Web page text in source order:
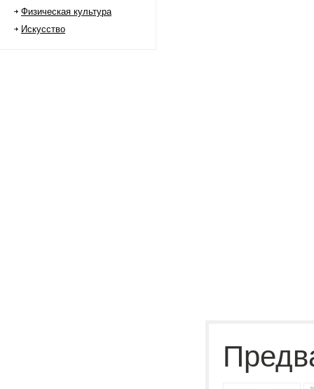
Физическая культура
Искусство